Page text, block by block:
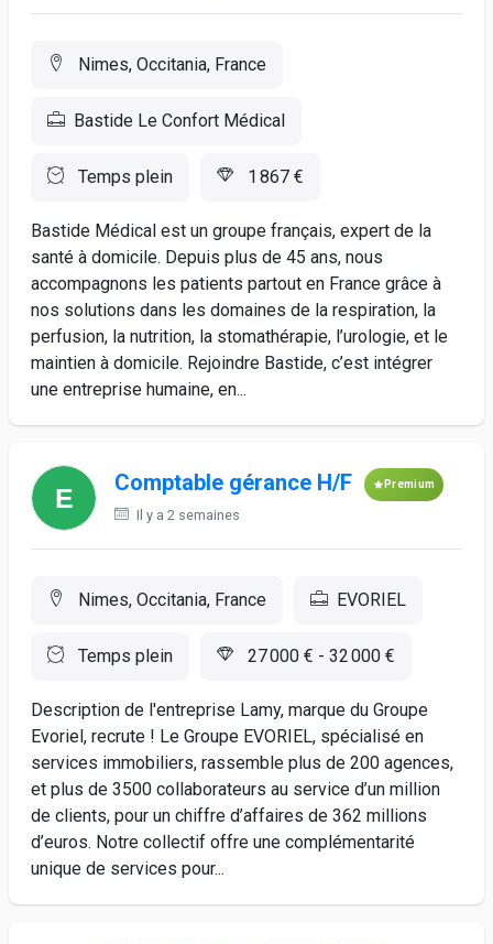
Nimes, Occitania, France
Bastide Le Confort Médical
Temps plein 1 867 €
Bastide Médical est un groupe français, expert de la
santé à domicile. Depuis plus de 45 ans, nous
accompagnons les patients partout en France grâce à
nos solutions dans les domaines de la respiration, la
perfusion, la nutrition, la stomathérapie, l’urologie, et le
maintien à domicile. Rejoindre Bastide, c’est intégrer
une entreprise humaine, en...
Comptable gérance H/F Premium
Il y a 2 semaines
Nimes, Occitania, France EVORIEL
Temps plein 27 000 € - 32 000 €
Description de l'entreprise Lamy, marque du Groupe
Evoriel, recrute ! Le Groupe EVORIEL, spécialisé en
services immobiliers, rassemble plus de 200 agences,
et plus de 3500 collaborateurs au service d’un million
de clients, pour un chiffre d’affaires de 362 millions
d’euros. Notre collectif offre une complémentarité
unique de services pour...